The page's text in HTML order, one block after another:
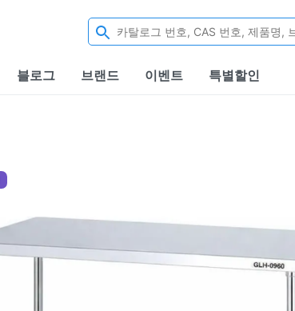
블로그 브랜드 이벤트 특별할인